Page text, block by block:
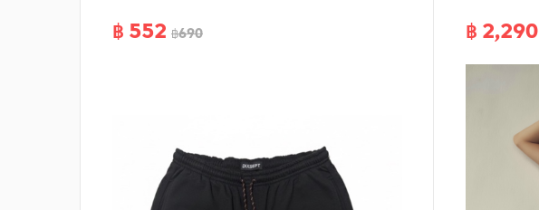
฿ 552 ฿690 ฿ 2,290